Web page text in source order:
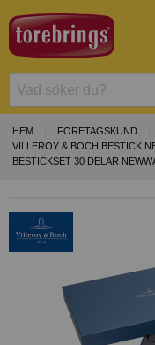
HEM FÖRETAGSKUND
VILLEROY & BOCH BESTICK
BESTICKSET 30 DELAR